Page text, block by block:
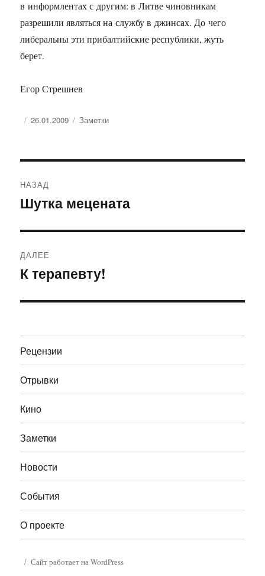
в информлентах с другим: в Литве чиновникам
разрешили являться на службу в джинсах. До чего
либеральны эти прибалтийские республики, жуть
берет.
Егор Стрешнев
Опубликовано
26.01.2009 Рубрики
Заметки
по
НАЗАД
Предыдущая
Шутка мецената
ДАЛЕЕ
Следующая
К терапевту!
Рецензии
Отрывки
Кино
Заметки
Новости
События
О проекте
Сайт работает на WordPress